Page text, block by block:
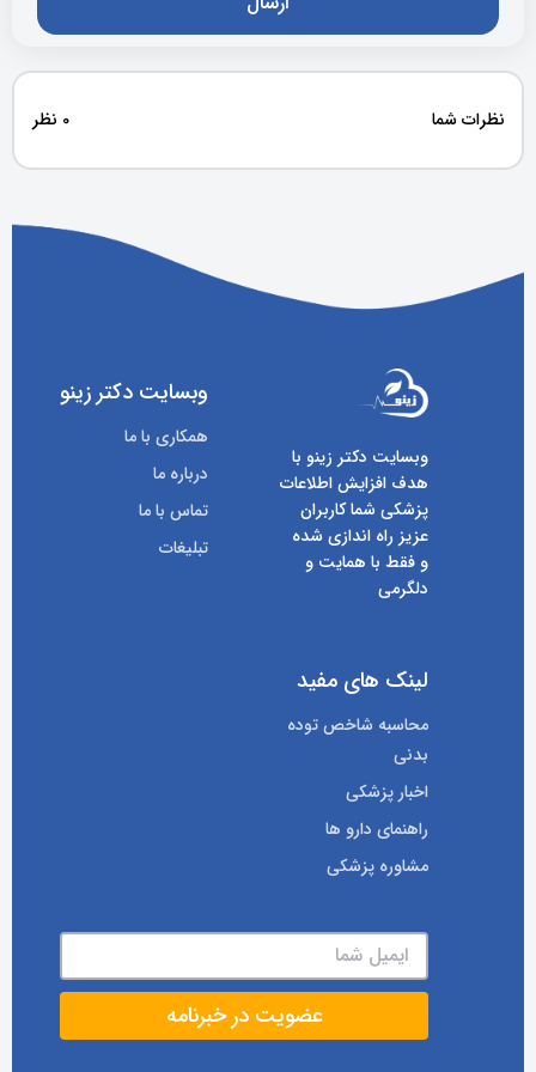
نظرات شما 0 نظر
وبسایت دکتر زینو با
هدف افزایش اطلاعات
پزشکی شما کاربران
عزیز راه اندازی شده
و فقط با همایت و
دلگرمی
وبسایت دکتر زینو
همکاری با ما
درباره ما
تماس با ما
تبلیغات
لینک های مفید
محاسبه شاخص توده
بدنی
اخبار پزشکی
راهنمای دارو ها
مشاوره پزشکی